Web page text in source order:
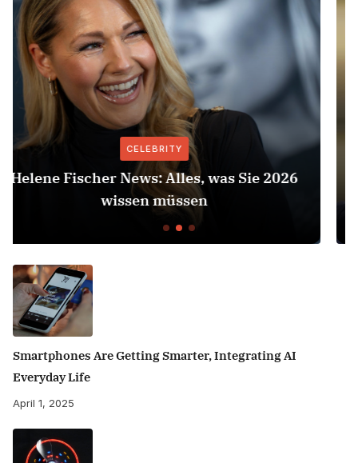
CELEBRITY
Herbert Grönemeyer Zeit Dass Sich Was
Dreht
Smartphones Are Getting Smarter, Integrating AI
Everyday Life
April 1, 2025